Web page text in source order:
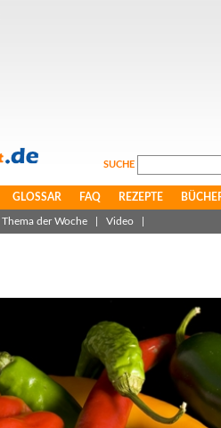
SUCHE
GLOSSAR FAQ REZEPTE
Thema der Woche Video